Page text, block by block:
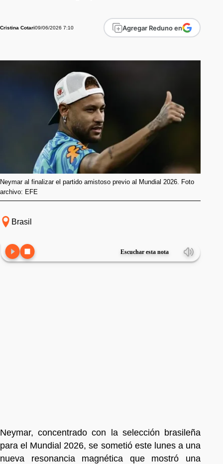
Cristina Cotari09/06/2026 7:10 Agregar Reduno en
Neymar al finalizar el partido amistoso previo al Mundial 2026. Foto
archivo: EFE
Brasil
Escuchar esta nota
Neymar, concentrado con la selección brasileña
para el Mundial 2026, se sometió este lunes a una
nueva resonancia magnética que mostró una